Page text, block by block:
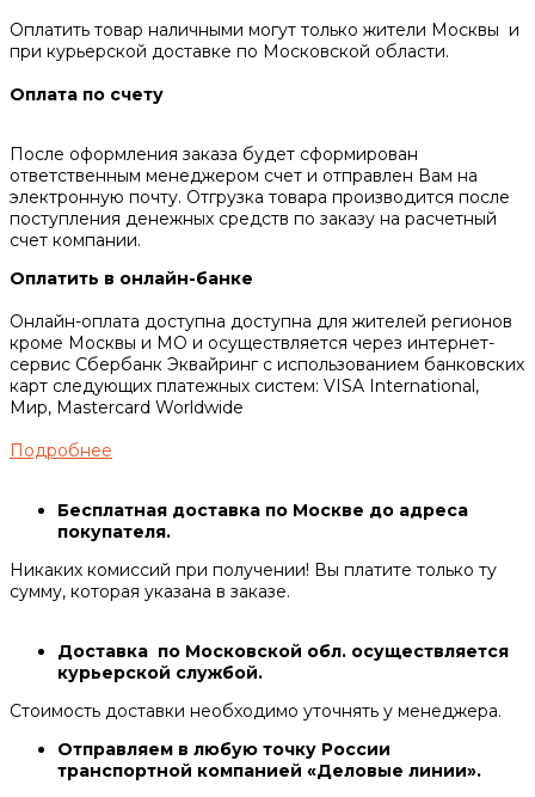
Оплатить товар наличными могут только жители Москвы и
при курьерской доставке по Московской области.
Оплата по счету
После оформления заказа будет сформирован
ответственным менеджером счет и отправлен Вам на
электронную почту. Отгрузка товара производится после
поступления денежных средств по заказу на расчетный
счет компании.
Оплатить в онлайн-банке
Онлайн-оплата доступна доступна для жителей регионов
кроме Москвы и МО и осуществляется через интернет-
сервис Сбербанк Эквайринг c использованием банковских
карт следующих платежных систем: VISA International,
Мир, Mastercard Worldwide
Подробнее
Бесплатная доставка по Москве до адреса
покупателя.
Никаких комиссий при получении! Вы платите только ту
сумму, которая указана в заказе.
Доставка по Московской обл. осуществляется
курьерской службой.
Стоимость доставки необходимо уточнять у менеджера.
Отправляем в любую точку России
транспортной компанией «Деловые линии».